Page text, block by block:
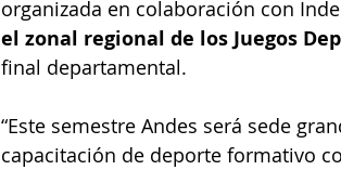
organizada en colaboración con
el zonal regional de los Juegos
final departamental.
“Este semestre Andes será sede
capacitación de deporte formativo